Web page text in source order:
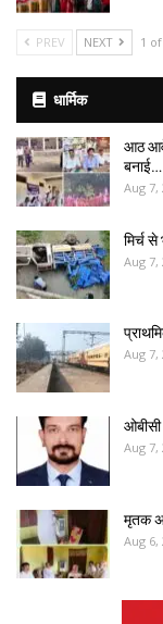
PREV NEXT 1
धार्मिक
आठ
बनाई…
Aug 7,
मिर्च
Aug 7,
Aug 7,
ओबीसी
Aug 7,
मृतक
Aug 6,